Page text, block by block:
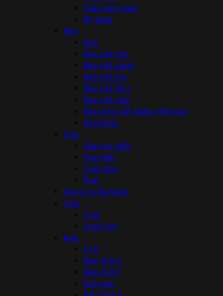
Giũa tam giác
Bộ giũa
Kéo
Kéo
Kéo cắt tôn
Kéo cắt cành
Kéo cắt tỉa
Kéo cắt ống
Kéo cắt cáp
Kéo, kìm cắt thép cộng lực
Kéo khác
Dao
Dao rọc giấy
Dao gấp
Lưỡi dao
Dao
Dụng cụ đa năng
Cưa
Cưa
Lưỡi cưa
Kẹp
Ê tô
Kẹp chữ C
Kẹp chữ F
Kẹp góc